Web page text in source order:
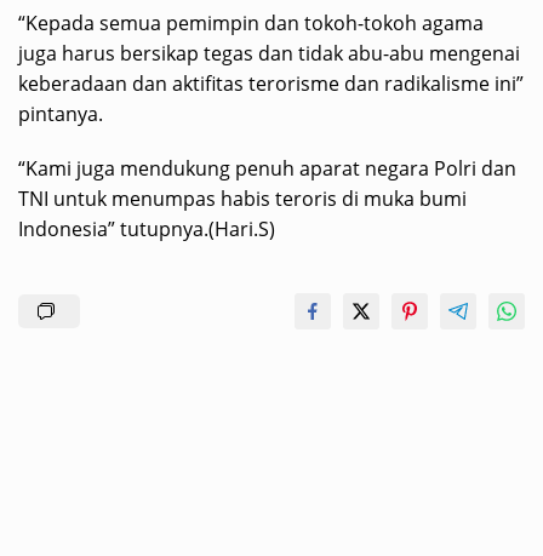
“Kepada semua pemimpin dan tokoh-tokoh agama
juga harus bersikap tegas dan tidak abu-abu mengenai
keberadaan dan aktifitas terorisme dan radikalisme ini”
pintanya.
“Kami juga mendukung penuh aparat negara Polri dan
TNI untuk menumpas habis teroris di muka bumi
Indonesia” tutupnya.(Hari.S)